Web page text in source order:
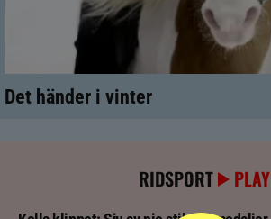
Det händer i vinter
RIDSPORT PLAY